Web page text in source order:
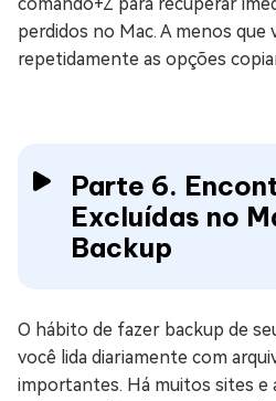
perdidos no Mac. A menos que
repetidamente as opções
Parte 6.
Excluídas no
Backup
O hábito de fazer backup de
você lida diariamente com
importantes. Há muitos sites e